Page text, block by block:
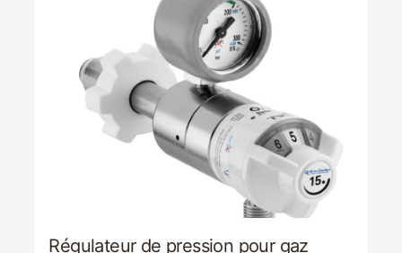
Régulateur de pression pour gaz